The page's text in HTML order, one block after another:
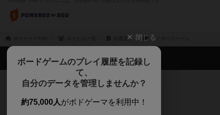
稲妻老人 マイボードゲーム
閉じる
ボードゲームのプレイ履歴を記録し
て、
自分のデータを管理しませんか？
約75,000人がボドゲーマを利用中！
ボドゲーマTOP
ボードゲームを検索する
ボードゲームの新着レビュー